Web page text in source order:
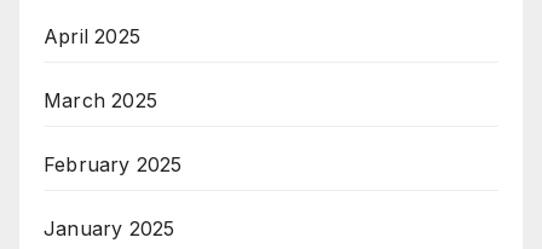
April 2025
March 2025
February 2025
January 2025